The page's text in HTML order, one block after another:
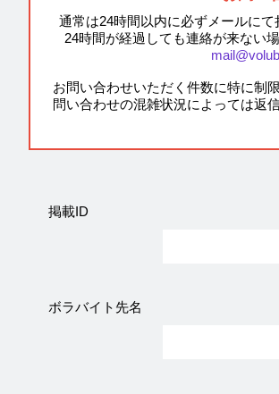
通常は24時間以内に必ずメールに
24時間が経過しても連絡が来ない
お問い合わせいただく件数に特に制
問い合わせの混雑状況によっては返
掲載ID
ボラバイト先名